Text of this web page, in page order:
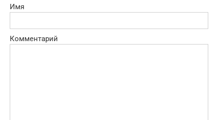
Имя
Комментарий